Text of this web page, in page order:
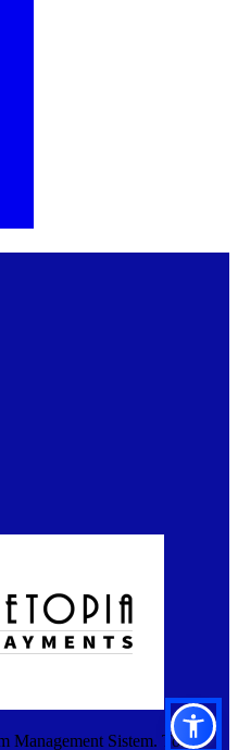
Management Sistem. Toate